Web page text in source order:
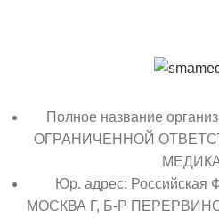
Полное название
ОГРАНИЧЕННОЙ
Юр. адрес: Российская
МОСКВА Г, Б-Р